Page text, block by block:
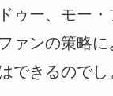
ゥー、モー
ァンの策略
できるのでし